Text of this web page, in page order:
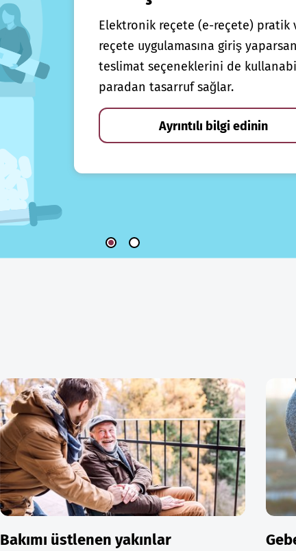
Elektronik reçete (e-reçete) pratik
reçete uygulamasına giriş
teslimat seçeneklerini de
paradan tasarruf sağlar.
Ayrıntılı bilgi edinin
Bakımı üstlenen yakınlar